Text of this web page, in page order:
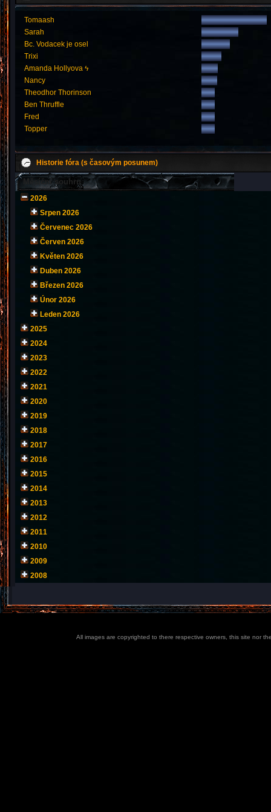
Tomaash
Sarah
Bc. Vodacek je osel
Trixi
Amanda Hollyova ϟ
Nancy
Theodhor Thorinson
Ben Thruffle
Fred
Topper
Historie fóra (s časovým posunem)
Měsíční souhrn
2026
Srpen 2026
Červenec 2026
Červen 2026
Květen 2026
Duben 2026
Březen 2026
Únor 2026
Leden 2026
2025
2024
2023
2022
2021
2020
2019
2018
2017
2016
2015
2014
2013
2012
2011
2010
2009
2008
All images are copyrighted to there respective owners, this site nor